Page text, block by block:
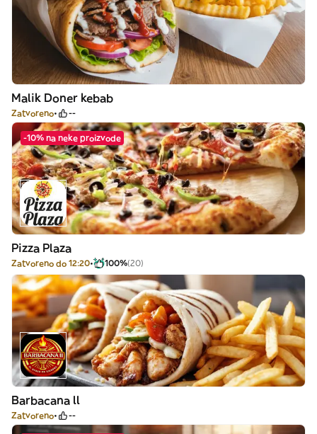
Malik Doner kebab
Zatvoreno --
-10% na neke proizvode
Pizza Plaza
Zatvoreno do 12:20 100%(20)
Barbacana ll
Zatvoreno --